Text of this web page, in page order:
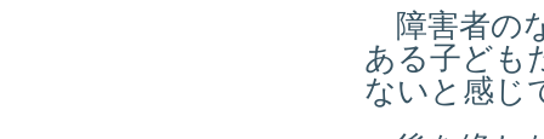
障害者の
ある子ども
ないと感じ